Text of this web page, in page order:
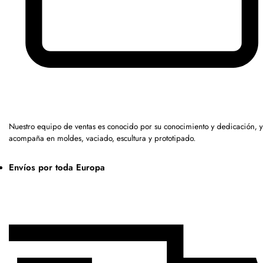
Nuestro equipo de ventas es conocido por su conocimiento y dedicación,
acompaña en moldes, vaciado, escultura y prototipado.
Envíos por toda Europa